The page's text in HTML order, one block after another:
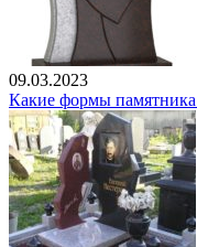
09.03.2023
Какие формы